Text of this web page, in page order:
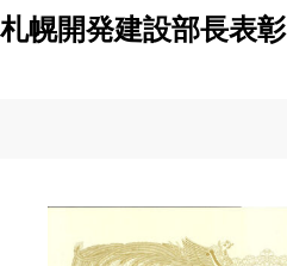
札幌開発建設部長表彰